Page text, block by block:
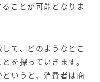
ことが可能となりま
て、どのようなとこ
を探っていきます。
いうと、消費者は商